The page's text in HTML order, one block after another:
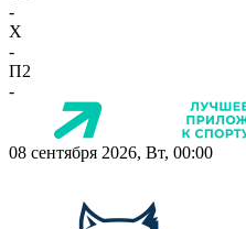
-
X
-
П2
-
08 сентября 2026, Вт, 00:00